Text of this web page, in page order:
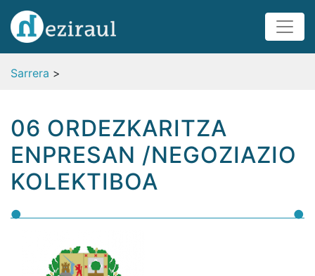
Sarrera >
06 ORDEZKARITZA
ENPRESAN /NEGOZIAZIO
KOLEKTIBOA